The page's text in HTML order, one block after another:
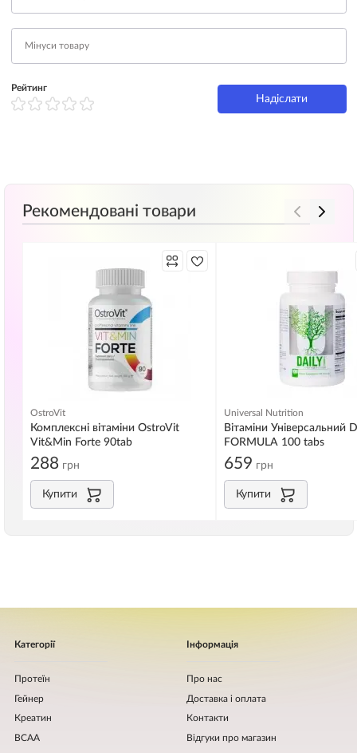
Рейтинг
Надіслати
Рекомендовані товари
OstroVit
Комплексні вітаміни OstroVit
Vit&Min Forte 90tab
288 грн
Купити
Universal Nutrition
Вітаміни Універсальний
FORMULA 100 tabs
659 грн
Купити
Категорії
Протеїн
Гейнер
Креатин
BCAA
Інформація
Про нас
Доставка і оплата
Контакти
Відгуки про магазин